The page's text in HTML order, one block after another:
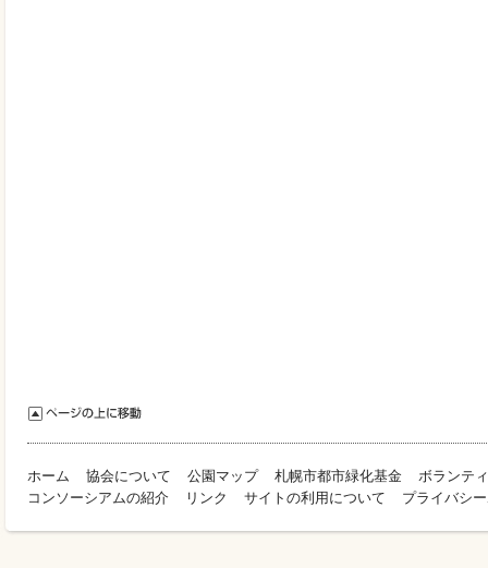
ホーム 協会について 公園マップ 札幌市都市緑化基金
ボランテ
コンソーシアムの紹介
リンク サイトの利用について プライバシ